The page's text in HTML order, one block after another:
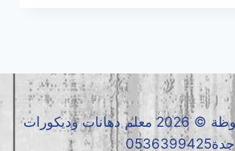
جميع الحقوق محفوظة © 2026 معلم دهانات وديكورات
جدة0536399425